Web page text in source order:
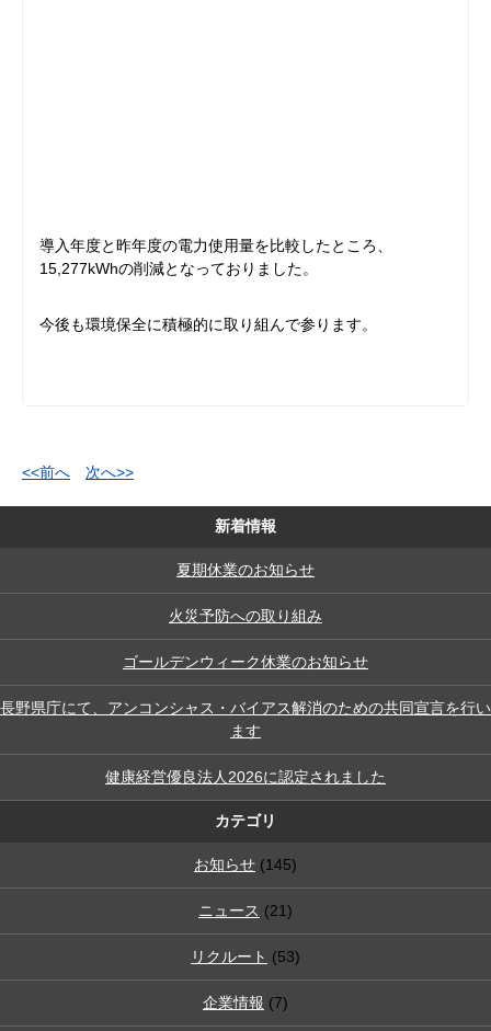
導入年度と昨年度の電力使用量を比較したところ、
15,277kWhの削減となっておりました。
今後も環境保全に積極的に取り組んで参ります。
<<前へ 次へ>>
新着情報
夏期休業のお知らせ
火災予防への取り組み
ゴールデンウィーク休業のお知らせ
長野県庁にて、アンコンシャス・バイアス解消のための共同宣言を行い
ます
健康経営優良法人2026に認定されました
カテゴリ
お知らせ (145)
ニュース (21)
リクルート (53)
企業情報 (7)